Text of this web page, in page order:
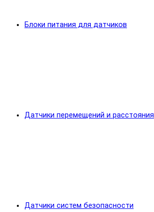
Блоки питания для датчиков
Датчики перемещений и расстояния
Датчики систем безопасности